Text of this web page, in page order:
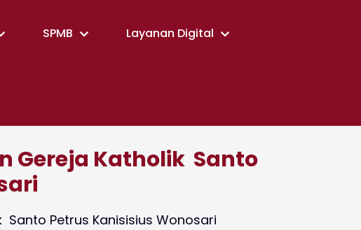
SPMB
Layanan Digital
Gereja Katholik Santo
Petrus Kanisisius Wonosari